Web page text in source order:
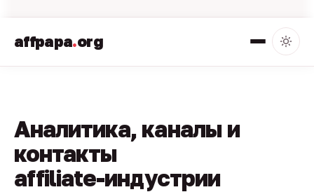
affpapa.org
Аналитика, каналы и
контакты
affiliate-индустрии